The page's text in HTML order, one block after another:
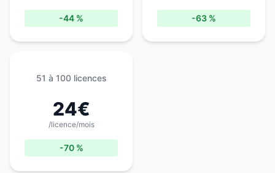
-44 % -63 %
51 à 100 licences
24€
/licence/mois
-70 %